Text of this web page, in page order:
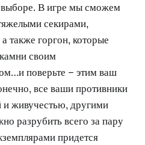
выборе. В игре мы сможем
секирами,
также горгон, которые
своим
поверьте – этим ваш
все ваши противники
и живучестью, другими
разрубить всего за пару
придется